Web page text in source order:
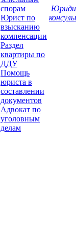
спорам
Юрист по
взысканию
компенсации
Раздел
квартиры по
ДДУ
Помощь
юриста в
составлении
документов
Адвокат по
уголовным
делам